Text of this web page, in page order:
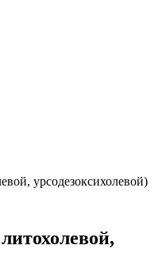
урсодезоксихолевой)